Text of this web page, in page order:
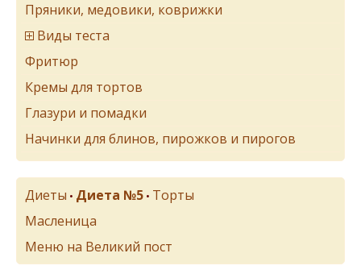
Пряники, медовики, коврижки
Виды теста
Фритюр
Кремы для тортов
Глазури и помадки
Начинки для блинов, пирожков и пирогов
Диеты • Диета №5 • Торты
Масленица
Меню на Великий пост